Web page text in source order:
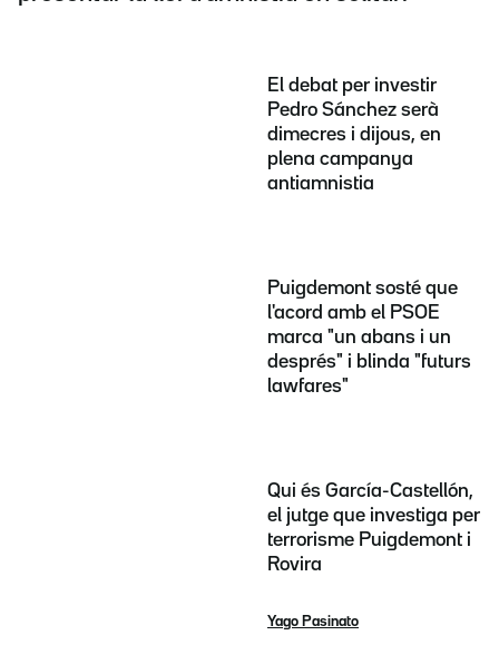
El debat per investir
Pedro Sánchez serà
dimecres i dijous, en
plena campanya
antiamnistia
Puigdemont sosté que
l'acord amb el PSOE
marca "un abans i un
després" i blinda "futurs
lawfares"
Qui és García-Castellón,
el jutge que investiga per
terrorisme Puigdemont i
Rovira
Yago Pasinato